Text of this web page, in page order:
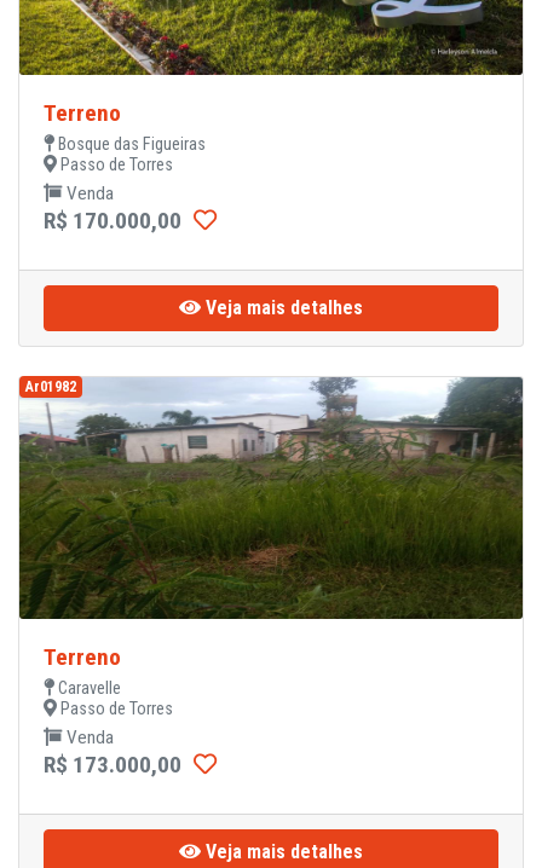
Terreno
Bosque das Figueiras
Passo de Torres
Venda
R$ 170.000,00
Veja mais detalhes
Ar01982
Terreno
Caravelle
Passo de Torres
Venda
R$ 173.000,00
Veja mais detalhes